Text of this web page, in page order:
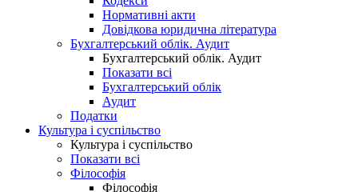
Нормативні акти
Довідкова юридична література
Бухгалтерський облік. Аудит
Бухгалтерський облік. Аудит
Показати всі
Бухгалтерський облік
Аудит
Податки
Культура і суспільство
Культура і суспільство
Показати всі
Філософія
Філософія